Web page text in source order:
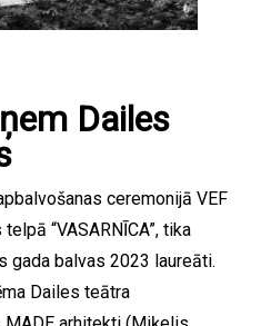
Dailes
ceremonijā VEF
“VASARNĪCA”, tika
gada balvas 2023 laureāti.
Dailes teātra